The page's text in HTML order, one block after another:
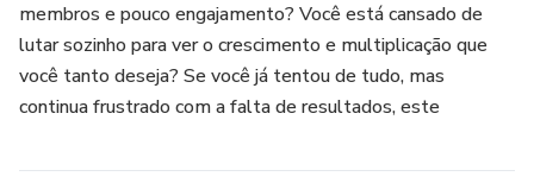
membros e pouco engajamento? Você está cansado de
lutar sozinho para ver o crescimento e multiplicação que
você tanto deseja? Se você já tentou de tudo, mas
continua frustrado com a falta de resultados, este